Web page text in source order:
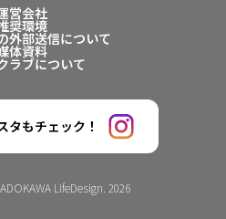
営会社
奨環境
外部送信について
体資料
ラブについて
タもチェック！
LifeDesign. 2026